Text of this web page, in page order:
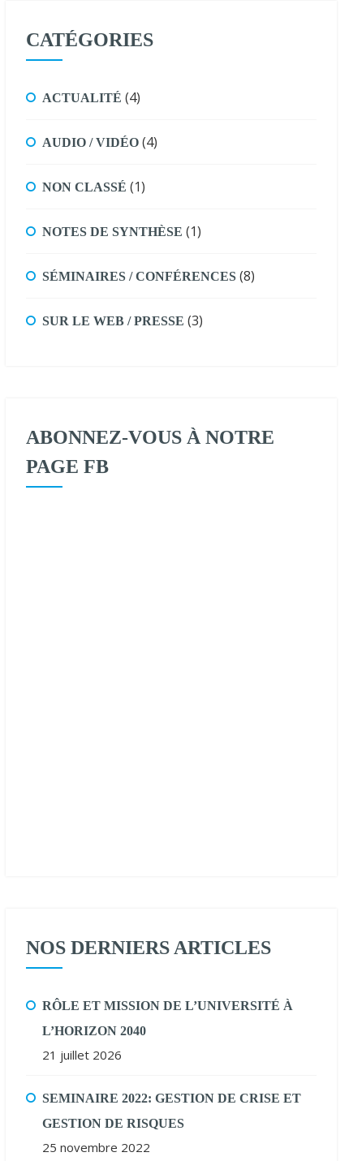
CATÉGORIES
ACTUALITÉ (4)
AUDIO / VIDÉO (4)
NON CLASSÉ (1)
NOTES DE SYNTHÈSE (1)
SÉMINAIRES / CONFÉRENCES (8)
SUR LE WEB / PRESSE (3)
ABONNEZ-VOUS À NOTRE
PAGE FB
NOS DERNIERS ARTICLES
RÔLE ET MISSION DE L’UNIVERSITÉ À
L’HORIZON 2040
21 juillet 2026
SEMINAIRE 2022: GESTION DE CRISE ET
GESTION DE RISQUES
25 novembre 2022